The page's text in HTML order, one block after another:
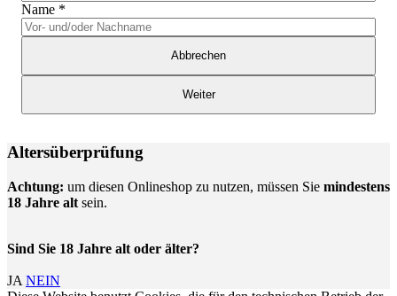
Name *
Abbrechen
Weiter
Altersüberprüfung
Achtung: um diesen Onlineshop zu nutzen, müssen Sie mindestens
18 Jahre alt sein.
Sind Sie 18 Jahre alt oder älter?
JA NEIN